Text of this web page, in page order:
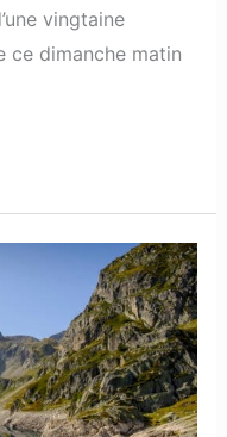
vingtaine
ce dimanche matin